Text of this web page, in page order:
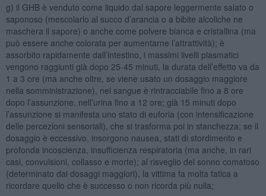
g) il GHB è venduto come liquido dal sapore leggermente salato o
saponoso (mescolarlo al succo d’arancia o a bibite alcoliche ne
maschera il sapore) o anche come polvere bianca e cristallina (ma
può essere anche colorata per aumentarne l’attrattività); è
assorbito rapidamente dall’intestino, i massimi livelli plasmatici
vengono raggiunti già dopo 25-45 minuti, la durata dell’effetto va da
1 a 3 ore (ma anche oltre, se viene usato un dosaggio maggiore
nella somministrazione), nel sangue è rintracciabile fino a 8 ore
dopo l’assunzione, nell’urina fino a 12 ore; già 15 minuti dopo
l’assunzione si manifesta uno stato di euforia (con intensificazione
delle percezioni sensoriali), che si trasforma poi in stanchezza; se il
dosaggio è eccessivo, insorgono nausea, stati di stordimento e
profonda incoscienza, insufficienza respiratoria (ma anche, in rari
casi, convulsioni, collasso e morte); al risveglio del sonno comatoso
(determinato dai dosaggi maggiori), la vittima fa molta fatica a
ricordare quello che è successo o non ricorda più nulla;